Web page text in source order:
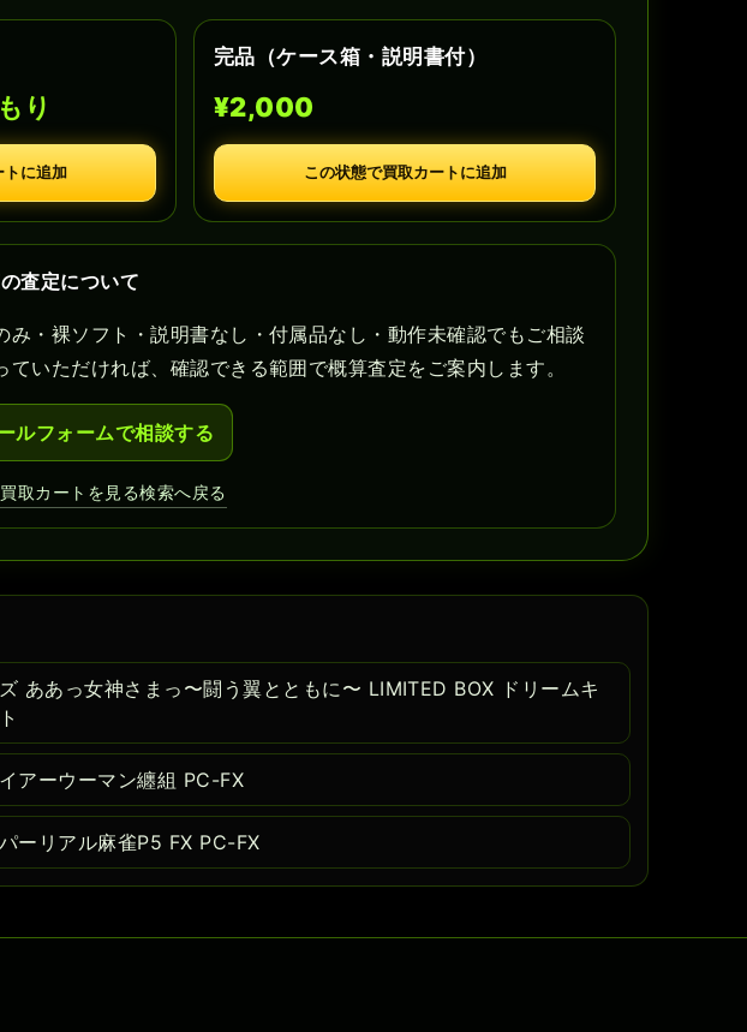
り
トに追加
完品（ケース箱・説明書付）
¥2,000
この状態で買取カートに追加
査定について
み・裸ソフト・説明書なし・付属品なし・動作未確認でもご相談
いただければ、確認できる範囲で概算査定をご案内します。
ルフォームで相談する
買取カートを見る検索へ戻る
ああっ女神さまっ〜闘う翼とともに〜 LIMITED BOX ドリームキ
アーウーマン纏組 PC-FX
ーリアル麻雀P5 FX PC-FX